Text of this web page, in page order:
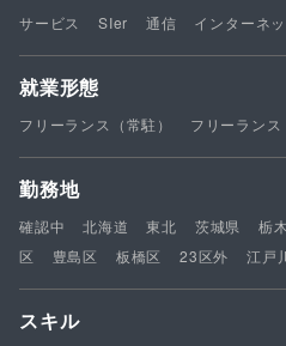
サービス SIer 通信 インターネッ
就業形態
フリーランス（常駐） フリーランス
勤務地
確認中 北海道 東北 茨城県 栃
区
豊島区 板橋区 23区外 江戸
スキル